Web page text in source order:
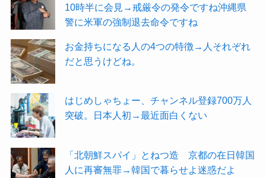
10時半に会見→戒厳令の発令ですね沖縄県
警に米軍の強制退去命令ですね
お金持ちになる人の4つの特徴→人それぞれ
だと思うけどね。
はじめしゃちょー、チャンネル登録700万人
突破。日本人初→最近面白くない
「北朝鮮スパイ」とねつ造 京都の在日韓国
人に再審無罪→韓国で暮らせよ迷惑だよ